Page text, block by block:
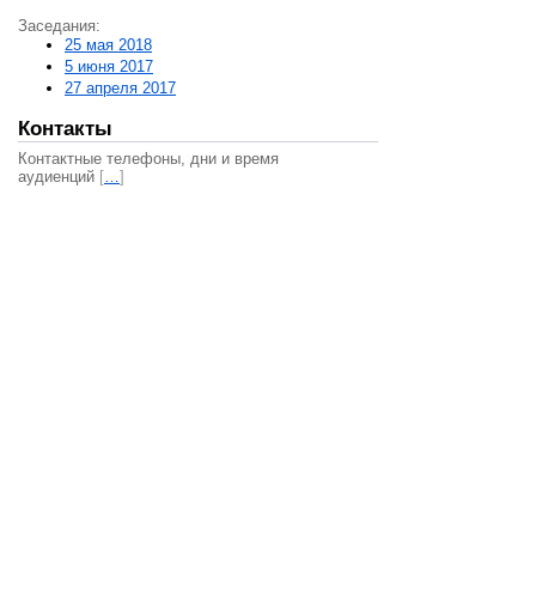
Заседания:
25 мая 2018
5 июня 2017
27 апреля 2017
Контакты
Контактные телефоны, дни и время
аудиенций […]